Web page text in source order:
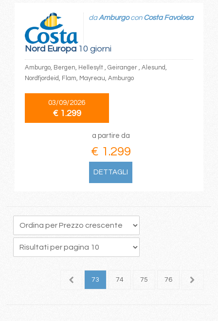
Nord Europa10 giorni
daAmburgocon Costa Favolosa
Amburgo, Bergen, Hellesylt , Geiranger , Alesund,
Nordfjordeid, Flam, Mayreau, Amburgo
03/09/2026
€ 1.299
a partire da
€ 1.299
DETTAGLI
72 73 74 75 76 77